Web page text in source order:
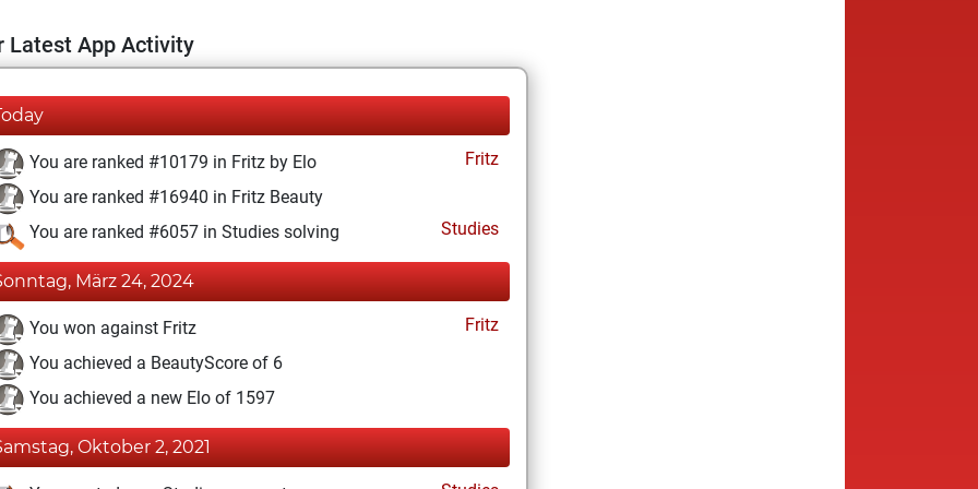
Latest App Activity
You are ranked #10179 in Fritz by Elo
Fritz
You are ranked #16940 in Fritz Beauty
You are ranked #6057 in Studies solving
Studies
März 24, 2024
You won against Fritz
Fritz
You achieved a BeautyScore of 6
You achieved a new Elo of 1597
Oktober 2, 2021